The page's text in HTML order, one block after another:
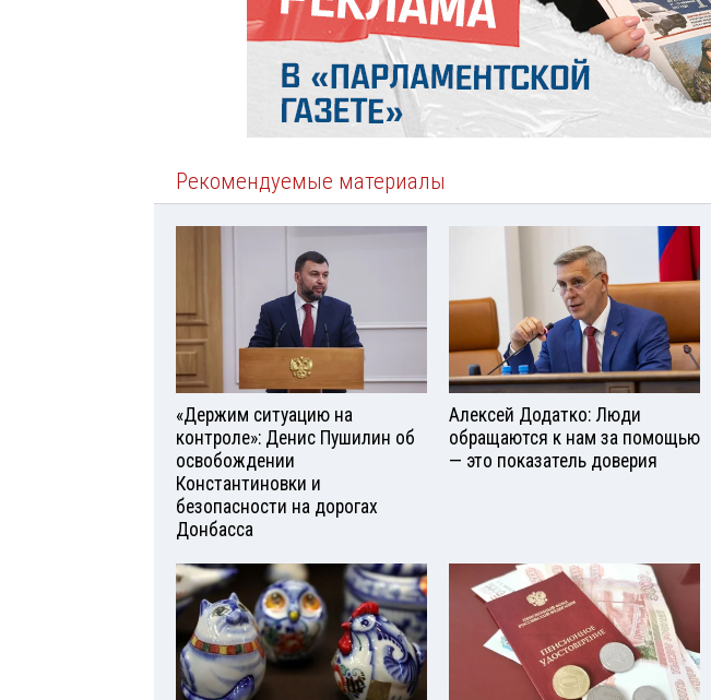
Рекомендуемые материалы
«Держим ситуацию на
контроле»: Денис Пушилин об
освобождении
Константиновки и
безопасности на дорогах
Донбасса
Алексей Додатко: Люди
обращаются к нам за помощью
— это показатель доверия